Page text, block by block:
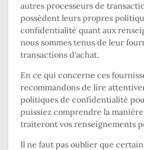
autres processeurs de
possèdent leurs propres
confidentialité quant aux
nous sommes tenus de leur
transactions d'achat.
En ce qui concerne ces
recommandons de lire
politiques de confidentialité
puissiez comprendre la
traiteront vos renseignements
Il ne faut pas oublier que